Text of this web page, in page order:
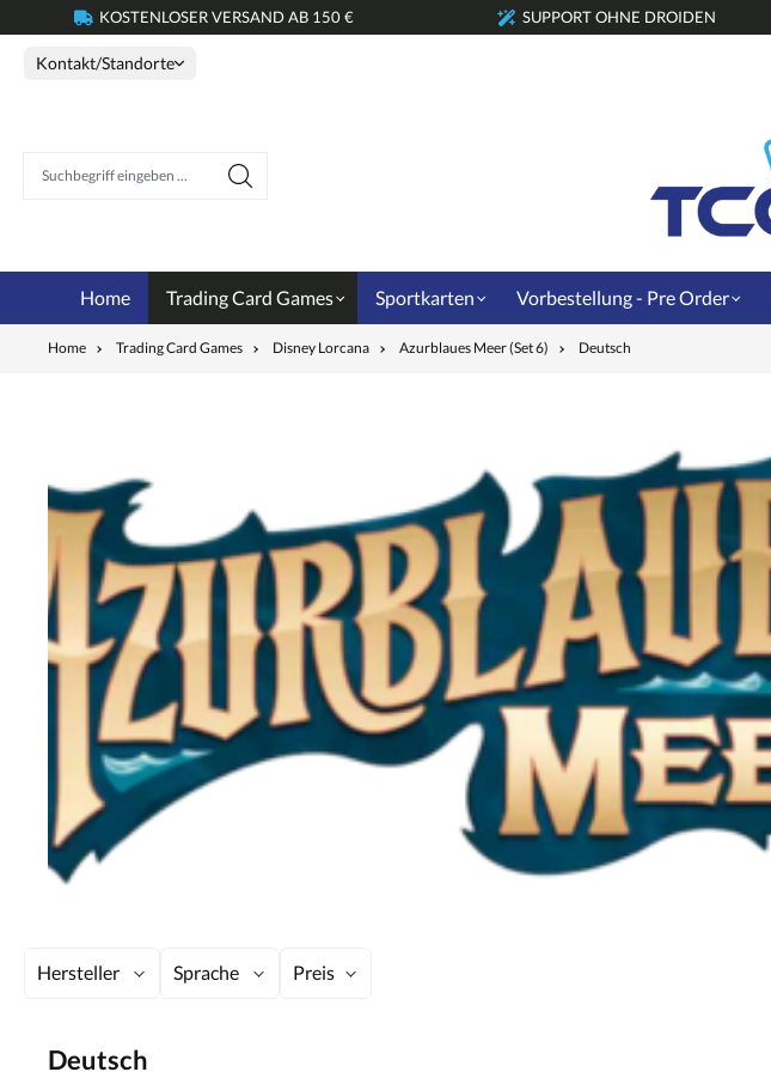
Zur Hauptnavigation springen
KOSTENLOSER VERSAND AB 150 € SUPPORT OHNE DROIDEN
Kontakt/Standorte
Home Trading Card Games Sportkarten Vorbestellung - Pre Order
Home Trading Card Games Disney Lorcana Azurblaues Meer (Set 6) Deutsch
Hersteller Sprache Preis
Deutsch